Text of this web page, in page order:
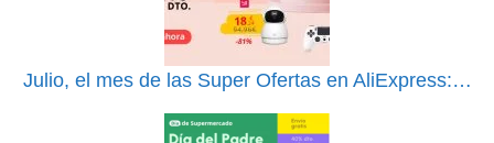
Julio, el mes de las Super Ofertas en AliExpress:…